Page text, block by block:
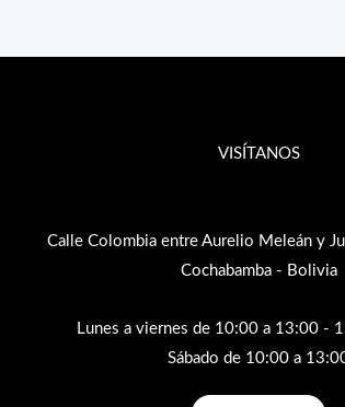
VISÍTANOS
Calle Colombia entre Aurelio Meleán y
Cochabamba - Bolivia
Lunes a viernes de 10:00 a 13:00 -
Sábado de 10:00 a